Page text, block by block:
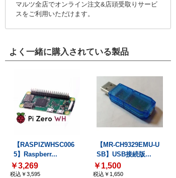
マルツ全店でオンライン注文&店頭受取りサービ
スをご利用いただけます。
よく一緒に購入されている製品
【RASPIZWHSC006
5】Raspberr...
￥3,269
税込￥3,595
【MR-CH9329EMU-U
SB】USB接続版...
￥1,500
税込￥1,650